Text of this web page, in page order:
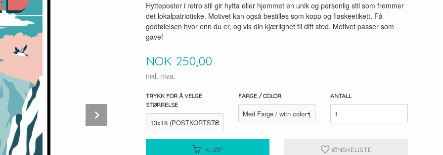
Hytteposter i retro stil gir hytta eller hjemmet en unik og personlig stil som fremmer
det lokalpatriotiske. Motivet kan også bestilles som kopp og flaskeetikett. Få
godfølelsen hvor enn du er, og vis din kjærlighet til ditt sted. Motivet passer som
gave!
Pris
NOK 250,00
inkl. mva.
TRYKK FOR Å VELGE
STØRRELSE
FARGE / COLOR ANTALL
KJØP ØNSKELISTE